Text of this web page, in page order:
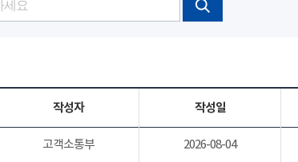
작성자 작성일
고객소통부 2026-08-04